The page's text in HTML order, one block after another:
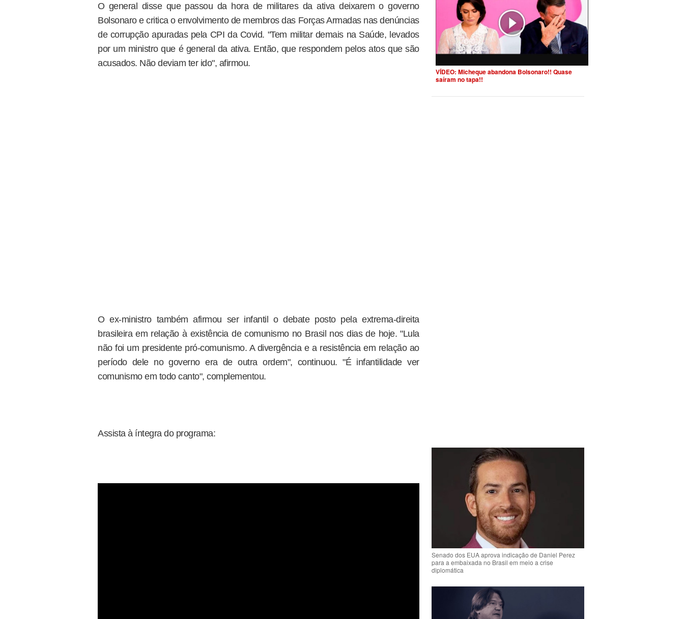
O general disse que passou da hora de militares da ativa deixarem o governo
Bolsonaro e critica o envolvimento de membros das Forças Armadas nas denúncias
de corrupção apuradas pela CPI da Covid. "Tem militar demais na Saúde, levados
por um ministro que é general da ativa. Então, que respondem pelos atos que são
acusados. Não deviam ter ido", afirmou.
O ex-ministro também afirmou ser infantil o debate posto pela extrema-direita
brasileira em relação à existência de comunismo no Brasil nos dias de hoje. "Lula
não foi um presidente pró-comunismo. A divergência e a resistência em relação ao
período dele no governo era de outra ordem", continuou. "É infantilidade ver
comunismo em todo canto", complementou.
Assista à íntegra do programa:
VÍDEO: Micheque abandona Bolsonaro!! Quase
saíram no tapa!!
Senado dos EUA aprova indicação de Daniel Perez
para a embaixada no Brasil em meio a crise
diplomática